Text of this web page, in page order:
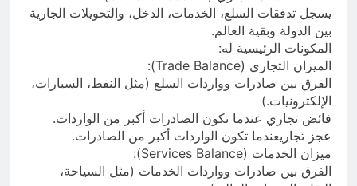
يسجل تدفقات السلع، الخدمات، الدخل، والتحويلات الجارية
بين الدولة وبقية العالم.
المكونات الرئيسية له:
الميزان التجاري (Trade Balance):
الفرق بين صادرات وواردات السلع (مثل النفط، السيارات،
الإلكترونيات.)
فائض تجاري عندما تكون الصادرات أكبر من الواردات.
عجز تجاريعندما تكون الواردات أكبر من الصادرات.
ميزان الخدمات (Services Balance):
الفرق بين صادرات وواردات الخدمات (مثل السياحة،